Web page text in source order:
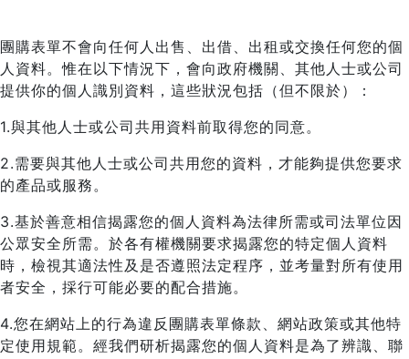
團購表單不會向任何人出售、出借、出租或交換任何您的個
人資料。惟在以下情況下，會向政府機關、其他人士或公司
提供你的個人識別資料，這些狀況包括（但不限於）：
1.與其他人士或公司共用資料前取得您的同意。
2.需要與其他人士或公司共用您的資料，才能夠提供您要求
的產品或服務。
3.基於善意相信揭露您的個人資料為法律所需或司法單位因
公眾安全所需。於各有權機關要求揭露您的特定個人資料
時，檢視其適法性及是否遵照法定程序，並考量對所有使用
者安全，採行可能必要的配合措施。
4.您在網站上的行為違反團購表單條款、網站政策或其他特
定使用規範。經我們研析揭露您的個人資料是為了辨識、聯